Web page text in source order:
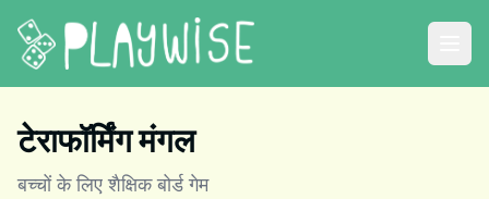
टेराफॉर्मिंग मंगल
बच्चों के लिए शैक्षिक बोर्ड गेम